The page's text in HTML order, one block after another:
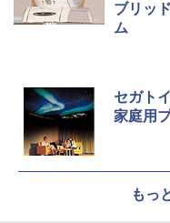
ブリッ
ム
セガト
家庭用
もっ